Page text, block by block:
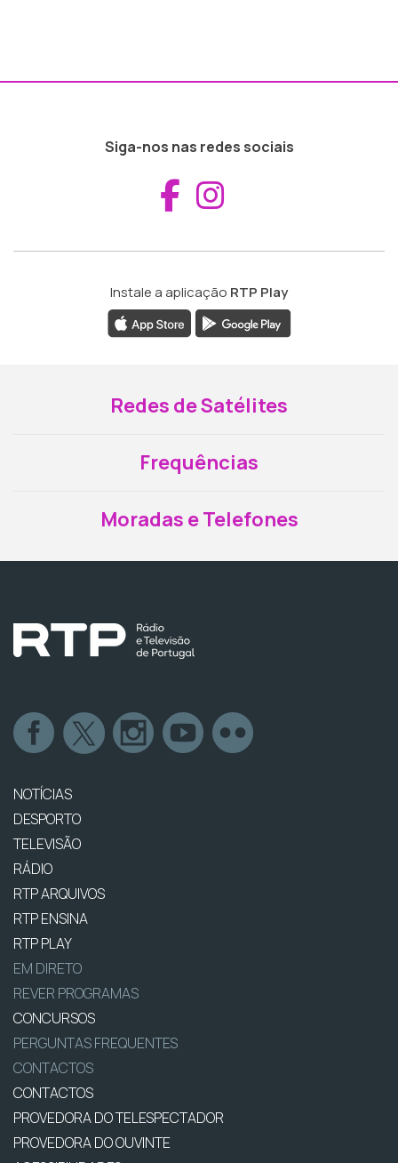
Siga-nos nas redes sociais
Aceder ao
Instale a aplicação RTP Play
Redes de Satélites
Frequências
Moradas e Telefones
NOTÍCIAS
DESPORTO
TELEVISÃO
RÁDIO
RTP ARQUIVOS
RTP ENSINA
RTP PLAY
EM DIRETO
REVER PROGRAMAS
CONCURSOS
PERGUNTAS FREQUENTES
CONTACTOS
CONTACTOS
PROVEDORA DO TELESPECTADOR
PROVEDORA DO OUVINTE